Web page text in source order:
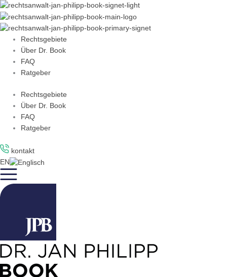
Zum
Inhalt
springen
Rechtsgebiete
Über Dr. Book
FAQ
Ratgeber
Rechtsgebiete
Über Dr. Book
FAQ
Ratgeber
kontakt
EN